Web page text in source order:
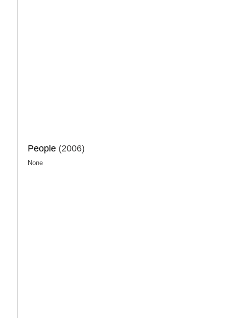
People (2006)
None